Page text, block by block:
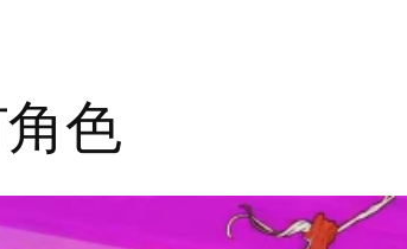
色